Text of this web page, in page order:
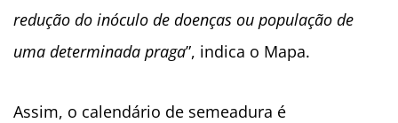
redução do inóculo de doenças ou população de
uma determinada praga”, indica o Mapa.
Assim, o calendário de semeadura é